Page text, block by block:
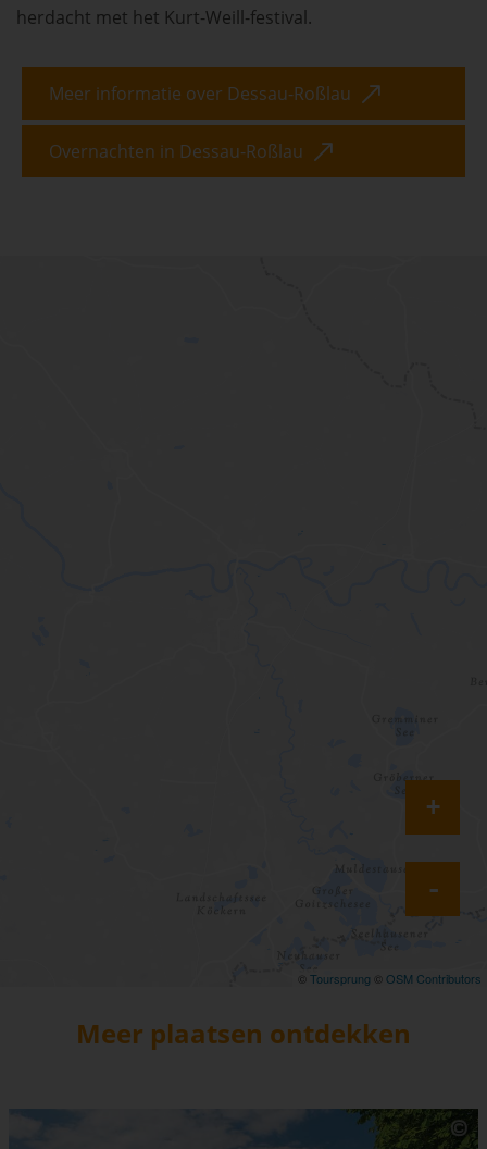
herdacht met het Kurt-Weill-festival.
Meer informatie over Dessau-Roßlau
Overnachten in Dessau-Roßlau
+
-
© Toursprung © OSM Contributors
Meer plaatsen ontdekken